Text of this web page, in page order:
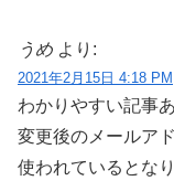
うめ より:
2021年2月15日 4:18 PM
わかりやすい記事
変更後のメールア
使われているとな